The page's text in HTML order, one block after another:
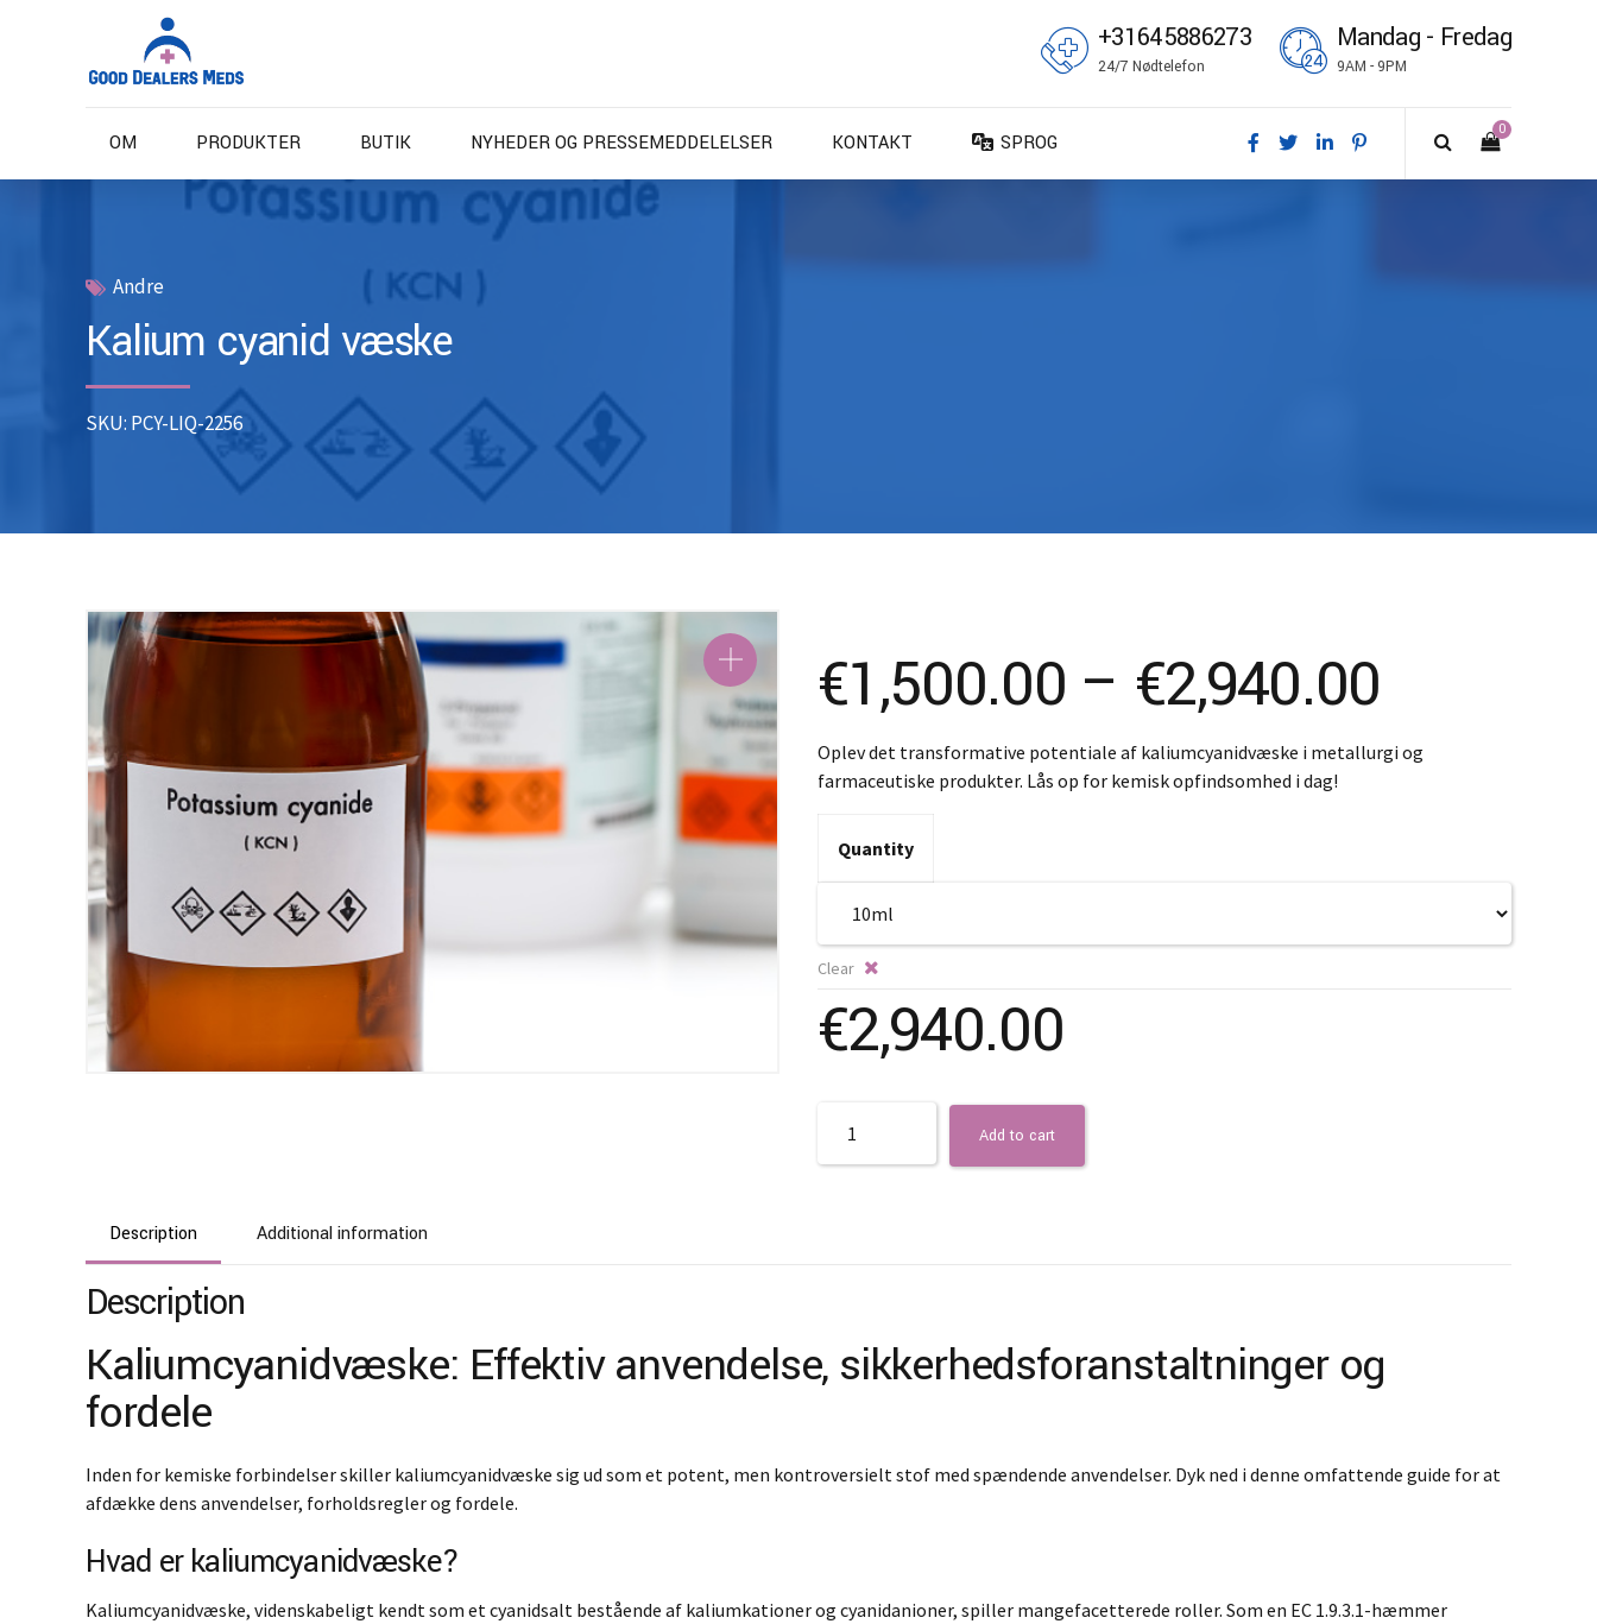
+31645886273
24/7 Nødtelefon
Mandag - Fredag
9AM - 9PM
0
OM PRODUKTER BUTIK NYHEDER OG PRESSEMEDDELELSER KONTAKT
SPROG
SK – Slovenčina
Andre
Kalium cyanid væske
SKU: PCY-LIQ-2256
€1,500.00 – €2,940.00
range:
through
Oplev det transformative potentiale af kaliumcyanidvæske i metallurgi og
farmaceutiske produkter. Lås op for kemisk opfindsomhed i dag!
Quantity
Clear
€2,940.00
Add to cart
Description Additional information
Description
Kaliumcyanidvæske: Effektiv anvendelse, sikkerhedsforanstaltninger og
fordele
Inden for kemiske forbindelser skiller kaliumcyanidvæske sig ud som et potent, men kontroversielt stof med spændende anvendelser. Dyk ned i denne omfattende guide for at
afdække dens anvendelser, forholdsregler og fordele.
Hvad er kaliumcyanidvæske?
Kaliumcyanidvæske, videnskabeligt kendt som et cyanidsalt bestående af kaliumkationer og cyanidanioner, spiller mangefacetterede roller. Som en EC 1.9.3.1-hæmmer